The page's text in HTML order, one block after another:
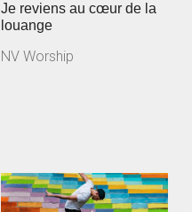
Je reviens au cœur de la
louange
NV Worship